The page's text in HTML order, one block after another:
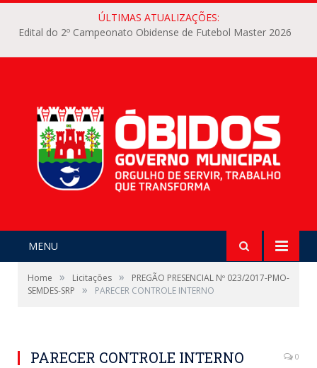
ÚLTIMAS ATUALIZAÇÕES:
Edital do 2º Campeonato Obidense de Futebol Master 2026
MENU
Home » Licitações »
PREGÃO PRESENCIAL Nº 023/2017-PMO-
SEMDES-SRP
» PARECER CONTROLE INTERNO
PARECER CONTROLE INTERNO 0